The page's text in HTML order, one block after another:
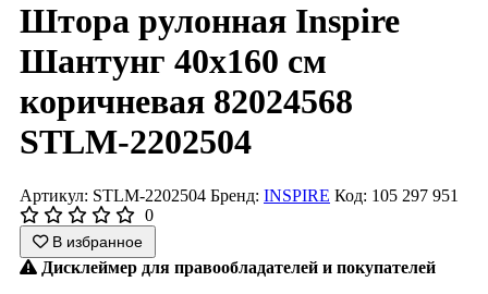
Штора рулонная Inspire
Шантунг 40x160 см
коричневая 82024568
STLM-2202504
Артикул: STLM-2202504 Бренд: INSPIRE Код: 105 297 951
0
В избранное
Дисклеймер для правообладателей и покупателей